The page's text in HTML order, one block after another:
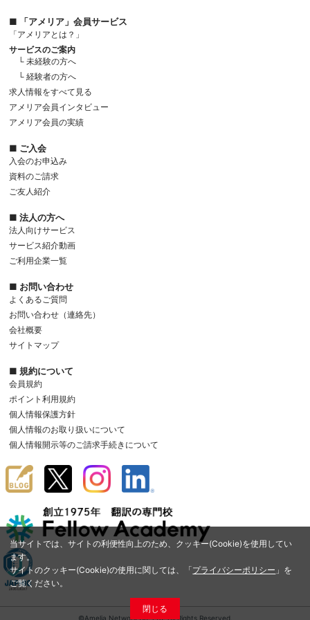
当サイトでは、サイトの利便性向上のため、クッキー(Cookie)を使用してい
ます。
サイトのクッキー(Cookie)の使用に関しては、「プライバシーポリシー 」を
ご覧ください。
閉じる
■ 「アメリア」会員サービス
「アメリアとは？」
サービスのご案内
└ 未経験の方へ
└ 経験者の方へ
求人情報をすべて見る
アメリア会員インタビュー
アメリア会員の実績
■ ご入会
入会のお申込み
資料のご請求
ご友人紹介
■ 法人の方へ
法人向けサービス
サービス紹介動画
ご利用企業一覧
■ お問い合わせ
よくあるご質問
お問い合わせ（連絡先）
会社概要
サイトマップ
■ 規約について
会員規約
ポイント利用規約
個人情報保護方針
個人情報のお取り扱いについて
個人情報開示等のご請求手続きについて
©Amelia Network Co.,Ltd. All Rights Reserved.